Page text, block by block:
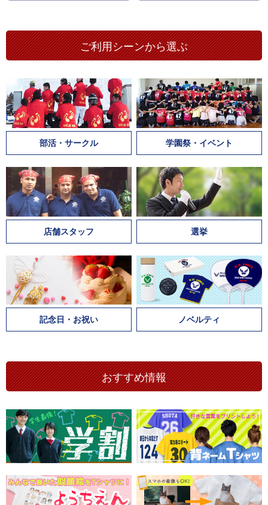
ご利用シーンから選ぶ
部活・サークル 学園祭・イベント
店舗スタッフ 選挙
記念日・お祝い ノベルティ
おすすめ情報